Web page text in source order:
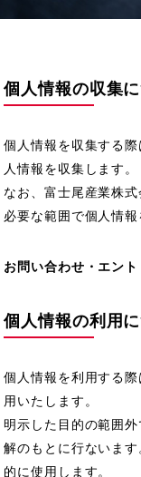
個人情報の収集
個人情報を収集する
人情報を収集します。
なお、富士尾産業株
必要な範囲で個人情報
お問い合わせ・エン
個人情報の利用
個人情報を利用する
用いたします。
明示した目的の範囲
解のもとに行ないま
的に使用します。